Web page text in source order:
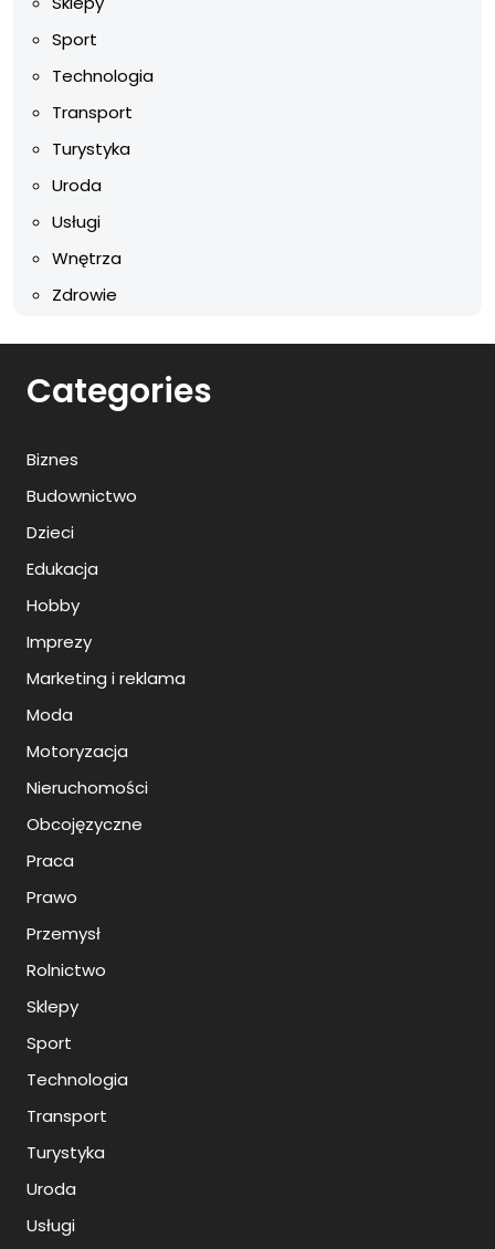
Sport
Technologia
Transport
Turystyka
Uroda
Usługi
Wnętrza
Zdrowie
Categories
Biznes
Budownictwo
Dzieci
Edukacja
Hobby
Imprezy
Marketing i reklama
Moda
Motoryzacja
Nieruchomości
Obcojęzyczne
Praca
Prawo
Przemysł
Rolnictwo
Sklepy
Sport
Technologia
Transport
Turystyka
Uroda
Usługi